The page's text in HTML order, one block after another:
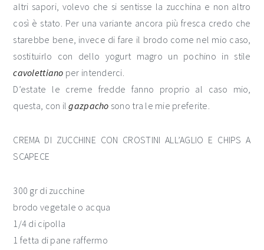
altri sapori, volevo che si sentisse la zucchina e non altro
così è stato. Per una variante ancora più fresca credo che
starebbe bene, invece di fare il brodo come nel mio caso,
sostituirlo con dello yogurt magro un pochino in stile
cavolettiano per intenderci.
D’estate le creme fredde fanno proprio al caso mio,
questa, con ilgazpacho sono tra le mie preferite.
CREMA DI ZUCCHINE CON CROSTINI ALL’AGLIO E CHIPS A
SCAPECE
300 gr di zucchine
brodo vegetale o acqua
1/4 di cipolla
1 fetta di pane raffermo